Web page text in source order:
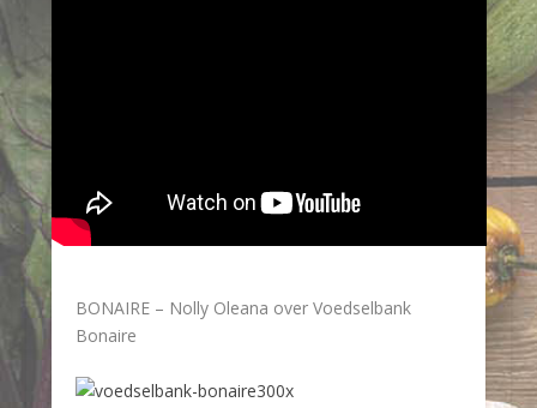
BONAIRE – Nolly Oleana over Voedselbank
Bonaire